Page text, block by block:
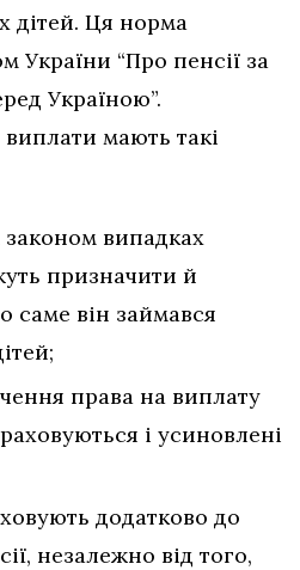
дітей. Ця норма
України “Про пенсії за
Україною”.
мають такі
випадках
призначити й
саме він займався
права на виплату
і усиновлені
додатково до
незалежно від того,